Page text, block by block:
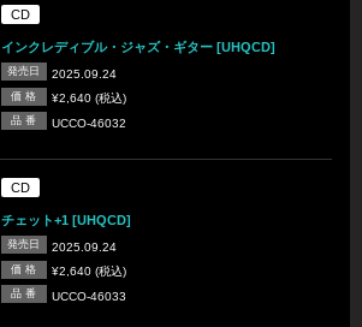
CD
インクレディブル・ジャズ・ギター [UHQCD]
発売日 2025.09.24
価 格 ¥2,640 (税込)
品 番 UCCO-46032
CD
チェット+1 [UHQCD]
発売日 2025.09.24
価 格 ¥2,640 (税込)
品 番 UCCO-46033